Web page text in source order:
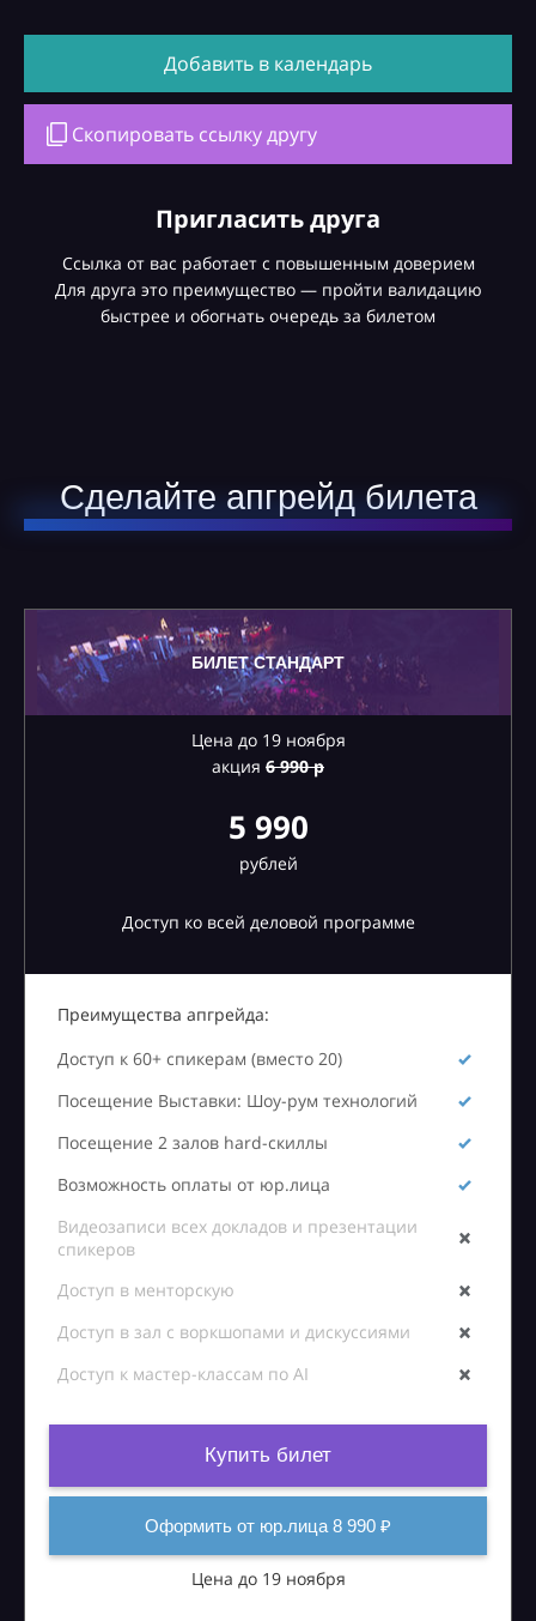
Добавить в календарь
Скопировать ссылку другу
Пригласить друга
Ссылка от вас работает с повышенным доверием
Для друга это преимущество — пройти валидацию
быстрее и обогнать очередь за билетом
Сделайте апгрейд билета
БИЛЕТ СТАНДАРТ
Цена до 19 ноября
акция 6990 р
5 990
рублей
Доступ ко всей деловой программе
Преимущества апгрейда:
Доступ к 60+ спикерам (вместо 20)
Посещение Выставки: Шоу-рум технологий
Посещение 2 залов hard-скиллы
Возможность оплаты от юр.лица
Видеозаписи всех докладов и презентации
спикеров
Доступ в менторскую
Доступ в зал с воркшопами и дискуссиями
Доступ к мастер-классам по AI
Купить билет
Оформить от юр.лица 8 990 ₽
Цена до 19 ноября